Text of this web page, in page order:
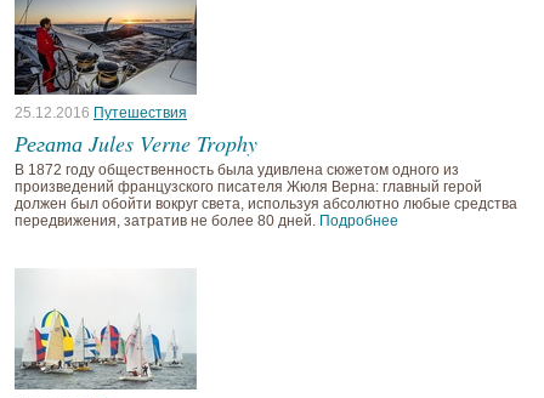
25.12.2016 Путешествия
Регата Jules Verne Trophy
В 1872 году общественность была удивлена сюжетом одного из
произведений французского писателя Жюля Верна: главный герой
должен был обойти вокруг света, используя абсолютно любые средства
передвижения, затратив не более 80 дней. Подробнее